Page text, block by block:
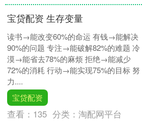
宝贷配资 生存变量
读书→能改变60%的命运 有钱→能解决
90%的问题 专注→能破解82%的难题 冷
漠→能省去78%的麻烦 拒绝→能减少
72%的消耗 行动→能实现75%的目标 努
力....
宝贷配资
查看： 135 分类：淘配网平台